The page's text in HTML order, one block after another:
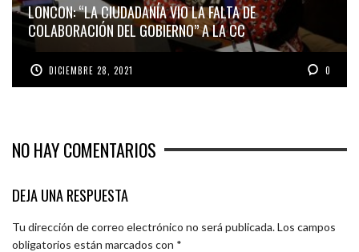
LONCON: “LA CIUDADANÍA VIO LA FALTA DE
COLABORACIÓN DEL GOBIERNO” A LA CC
DICIEMBRE 28, 2021 0
NO HAY COMENTARIOS
DEJA UNA RESPUESTA
Tu dirección de correo electrónico no será publicada.Los campos
obligatorios están marcados con *